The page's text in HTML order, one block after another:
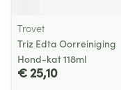
Trovet
Triz Edta Oorreiniging
Hond-kat 118ml
€ 25,10